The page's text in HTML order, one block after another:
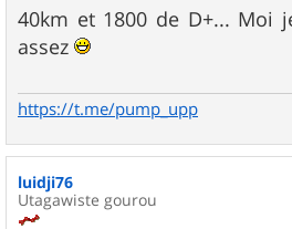
s
s
a
40km et 1800 de D+... Moi
assez
https://t.me/pump_upp
luidji76
Utagawiste gourou